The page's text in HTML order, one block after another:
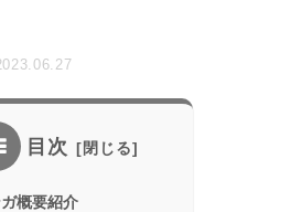
目次
概要紹介